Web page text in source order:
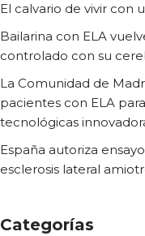
El calvario de vivir con
Bailarina con ELA
controlado con su
La Comunidad de
pacientes con ELA
tecnológicas
España autoriza
esclerosis lateral
Categorías